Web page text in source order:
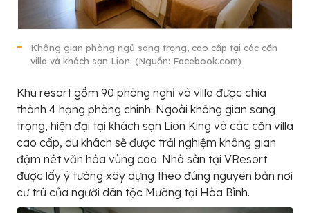
Không gian phòng ngủ sang trọng, cao cấp tại các căn
villa và khách sạn Lion. (Nguồn: Facebook.com)
Khu resort gồm 90 phòng nghỉ và villa được chia
thành 4 hạng phòng chính. Ngoài không gian sang
trọng, hiện đại tại khách sạn Lion King và các căn villa
cao cấp, du khách sẽ được trải nghiệm không gian
đậm nét văn hóa vùng cao. Nhà sàn tại VResort
được lấy ý tưởng xây dựng theo đúng nguyên bản nơi
cư trú của người dân tộc Mường tại Hòa Bình.